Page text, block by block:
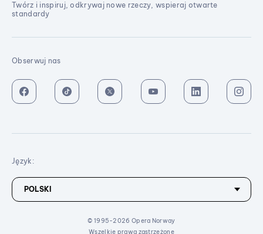
Twórz i inspiruj, odkrywaj nowe rzeczy, wspieraj otwarte
standardy
Obserwuj nas
© 1995-2026 Opera Norway
Wszelkie prawa zastrzeżone
Język: